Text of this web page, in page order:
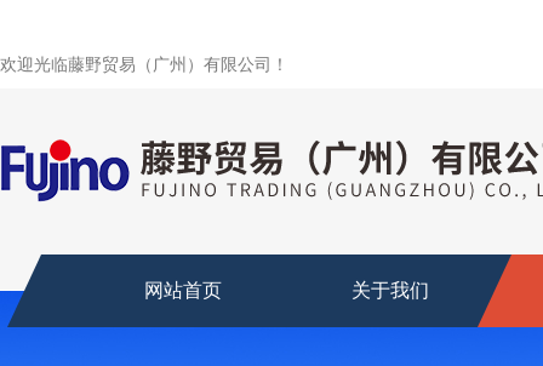
欢迎光临藤野贸易（广州）有限公司！
网站首页 关于我们